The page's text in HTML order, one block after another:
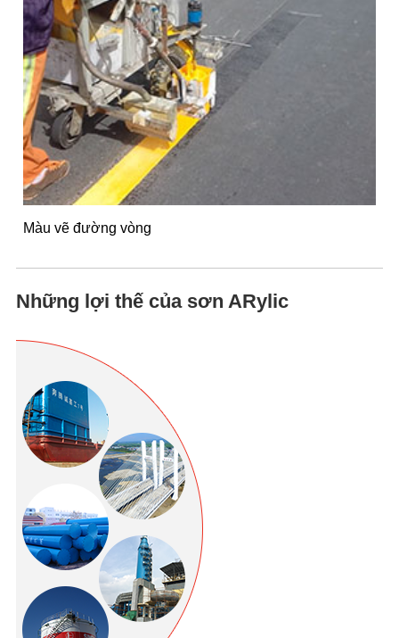
Màu vẽ đường vòng
Những lợi thế của sơn ARylic